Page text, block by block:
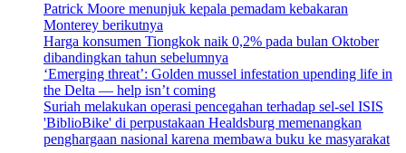
Patrick Moore menunjuk kepala pemadam kebakaran
Monterey berikutnya
Harga konsumen Tiongkok naik 0,2% pada bulan Oktober
dibandingkan tahun sebelumnya
‘Emerging threat’: Golden mussel infestation upending life in
the Delta — help isn’t coming
Suriah melakukan operasi pencegahan terhadap sel-sel ISIS
'BiblioBike' di perpustakaan Healdsburg memenangkan
penghargaan nasional karena membawa buku ke masyarakat